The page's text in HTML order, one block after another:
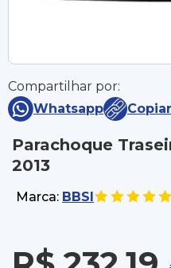
Compartilhar por:
Whatsapp
Parachoque
2013
Marca: BBSI